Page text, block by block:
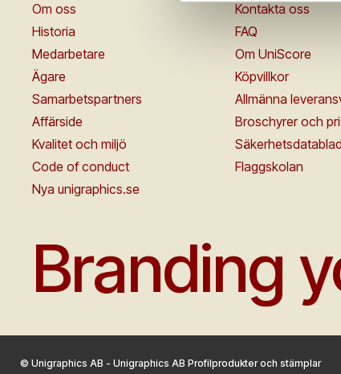
Om oss
Historia
Medarbetare
Ägare
Samarbetspartners
Affärside
Kvalitet och miljö
Code of conduct
Nya unigraphics.se
Kontakta oss
FAQ
Om UniScore
Köpvillkor
Allmänna
Broschyrer och
Säkerhetsdatablad
Flaggskolan
Branding
© Unigraphics AB - Unigraphics AB Profilprodukter och stämplar